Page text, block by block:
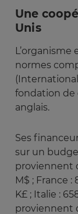
Une
Unis
normes
fondation de
anglais.
Ses
sur un
proviennent
M$ ; France :
K£ ; Italie :
proviennent